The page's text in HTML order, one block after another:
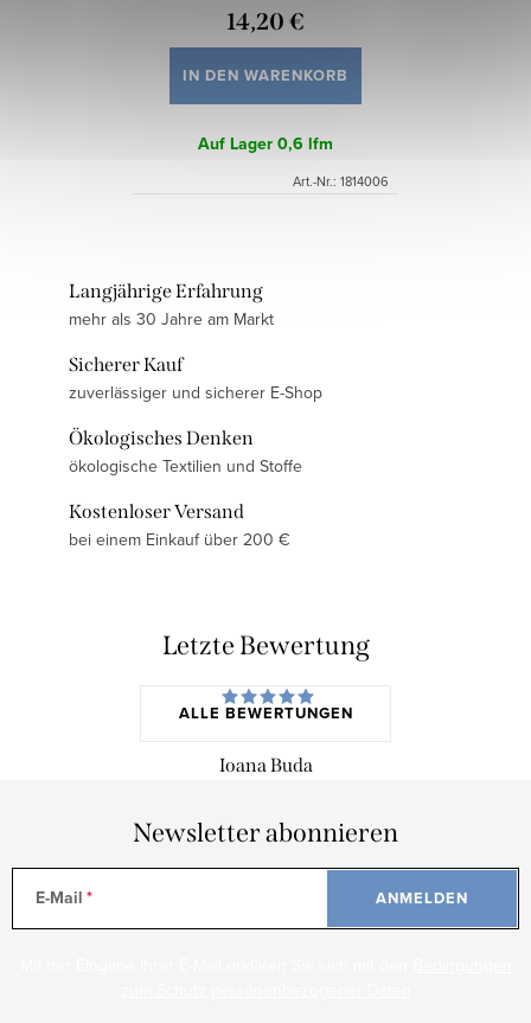
14,20 €
IN DEN WARENKORB
Auf Lager0,6 lfm
Art.-Nr.: 1814006
Langjährige Erfahrung
mehr als 30 Jahre am Markt
Sicherer Kauf
zuverlässiger und sicherer E-Shop
Ökologisches Denken
ökologische Textilien und Stoffe
Kostenloser Versand
bei einem Einkauf über 200 €
Letzte Bewertung
ALLE BEWERTUNGEN
Ioana Buda
Newsletter abonnieren
E-Mail ANMELDEN